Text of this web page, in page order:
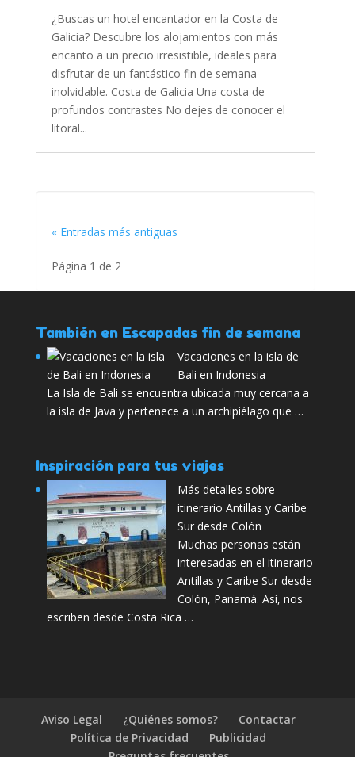
¿Buscas un hotel encantador en la Costa de
Galicia? Descubre los alojamientos con más
encanto a un precio irresistible, ideales para
disfrutar de un fantástico fin de semana
inolvidable. Costa de Galicia Una costa de
profundos contrastes No dejes de conocer el
litoral...
« Entradas más antiguas
Página 1 de 2
También en Escapadas fin de semana
Vacaciones en la isla de
Bali en Indonesia
La Isla de Bali se encuentra ubicada muy cercana a
la isla de Java y pertenece a un archipiélago que …
Inspiración para tus viajes
Más detalles sobre
itinerario Antillas y Caribe
Sur desde Colón
Muchas personas están
interesadas en el itinerario
Antillas y Caribe Sur desde
Colón, Panamá. Así, nos
escriben desde Costa Rica …
Aviso Legal ¿Quiénes somos?
Contactar
Política de Privacidad
Publicidad